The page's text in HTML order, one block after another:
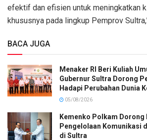
efektif dan efisien untuk meningkatkan
khususnya pada lingkup Pemprov
BACA JUGA
Menaker RI Beri Kuliah
Gubernur Sultra Dorong
Hadapi Perubahan Dunia
05/08/2026
Kemenko Polkam Dorong
Pengelolaan Komunikasi
di Sultra